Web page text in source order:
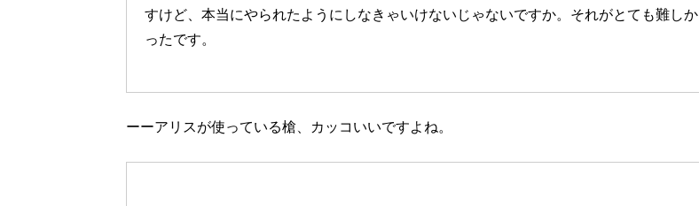
すけど、本当にやられたようにしなきゃいけないじゃないですか。それがとても難しか
ったです。
ーーアリスが使っている槍、カッコいいですよね。